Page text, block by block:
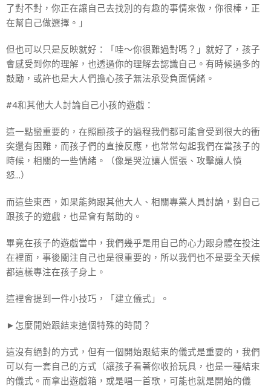
了對不對，你正在讓自己去找別的有趣的事情來做，你很棒，正
在幫自己做選擇。」
但也可以只是反映就好：「哇～你很難過對嗎？」就好了，孩子
會感受到你的理解，也透過你的理解去認識自己。有時候過多的
鼓勵，或許也是大人們擔心孩子無法承受負面情緒。
#4和其他大人討論自己小孩的遊戲：
這一點蠻重要的，在照顧孩子的過程我們都可能會受到很大的衝
突還有困難，而孩子們的直接反應，也常常勾起我們在當孩子的
時候，相關的一些情緒。（像是哭泣讓人慌張、攻擊讓人憤
怒...）
而這些東西，如果能夠跟其他大人、相關專業人員討論，對自己
跟孩子的遊戲，也是會有幫助的。
畢竟在孩子的遊戲當中，我們幾乎是用自己的心力跟身體在投注
在裡面，事後關注自己也是很重要的，所以我們也不是要全天候
都這樣專注在孩子身上。
這裡會提到一件小技巧，「建立儀式」。
►怎麼開始跟結束這個特殊的時間？
這沒有絕對的方式，但有一個開始跟結束的儀式是重要的，我們
可以有一套自己的方式（讓孩子看著你收拾玩具，也是一種結束
的儀式。而拿出遊戲箱，或是唱一首歌，可能也就是開始的儀